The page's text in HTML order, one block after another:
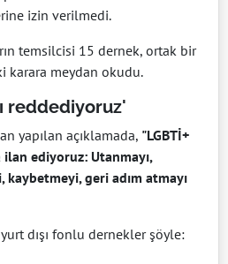
izin verilmedi.
temsilcisi 15 dernek, ortak bir
karara meydan okudu.
reddediyoruz'
yapılan açıklamada, "LGBTİ+
ediyoruz: Utanmayı,
geri adım atmayı
dışı fonlu dernekler şöyle: